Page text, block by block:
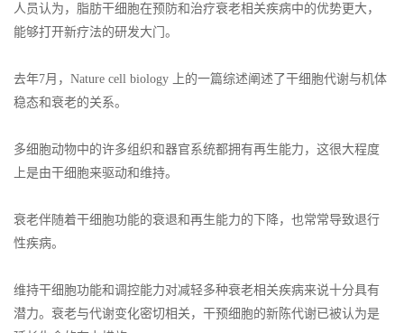
人员认为，脂肪干细胞在预防和治疗衰老相关疾病中的优势更大，
能够打开新疗法的研发大门。
去年7月，Nature cell biology 上的一篇综述阐述了干细胞代谢与机体
稳态和衰老的关系。
多细胞动物中的许多组织和器官系统都拥有再生能力，这很大程度
上是由干细胞来驱动和维持。
衰老伴随着干细胞功能的衰退和再生能力的下降，也常常导致退行
性疾病。
维持干细胞功能和调控能力对减轻多种衰老相关疾病来说十分具有
潜力。衰老与代谢变化密切相关，干预细胞的新陈代谢已被认为是